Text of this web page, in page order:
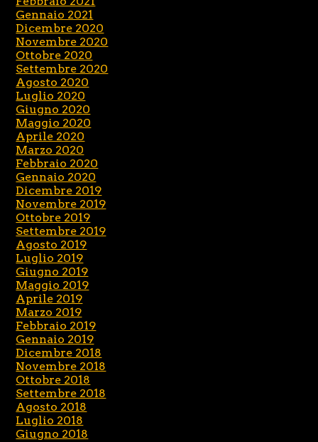
Gennaio 2021
Dicembre 2020
Novembre 2020
Ottobre 2020
Settembre 2020
Agosto 2020
Luglio 2020
Giugno 2020
Maggio 2020
Aprile 2020
Marzo 2020
Febbraio 2020
Gennaio 2020
Dicembre 2019
Novembre 2019
Ottobre 2019
Settembre 2019
Agosto 2019
Luglio 2019
Giugno 2019
Maggio 2019
Aprile 2019
Marzo 2019
Febbraio 2019
Gennaio 2019
Dicembre 2018
Novembre 2018
Ottobre 2018
Settembre 2018
Agosto 2018
Luglio 2018
Giugno 2018